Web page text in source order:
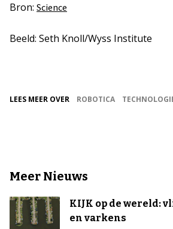
Bron: Science
Beeld: Seth Knoll/Wyss Institute
LEES MEER OVER ROBOTICA
Meer Nieuws
KIJK op de wereld:
en varkens